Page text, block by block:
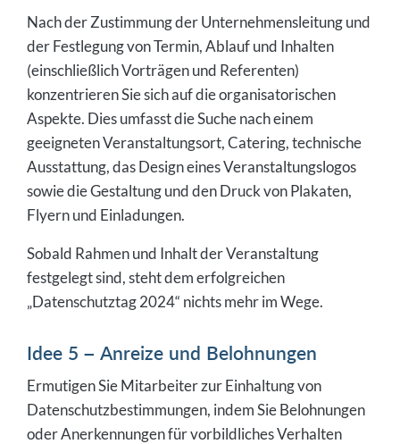
Nach der Zustimmung der Unternehmensleitung und
der Festlegung von Termin, Ablauf und Inhalten
(einschließlich Vorträgen und Referenten)
konzentrieren Sie sich auf die organisatorischen
Aspekte. Dies umfasst die Suche nach einem
geeigneten Veranstaltungsort, Catering, technische
Ausstattung, das Design eines Veranstaltungslogos
sowie die Gestaltung und den Druck von Plakaten,
Flyern und Einladungen.
Sobald Rahmen und Inhalt der Veranstaltung
festgelegt sind, steht dem erfolgreichen
„Datenschutztag 2024“ nichts mehr im Wege.
Idee 5 – Anreize und Belohnungen
Ermutigen Sie Mitarbeiter zur Einhaltung von
Datenschutzbestimmungen, indem Sie Belohnungen
oder Anerkennungen für vorbildliches Verhalten